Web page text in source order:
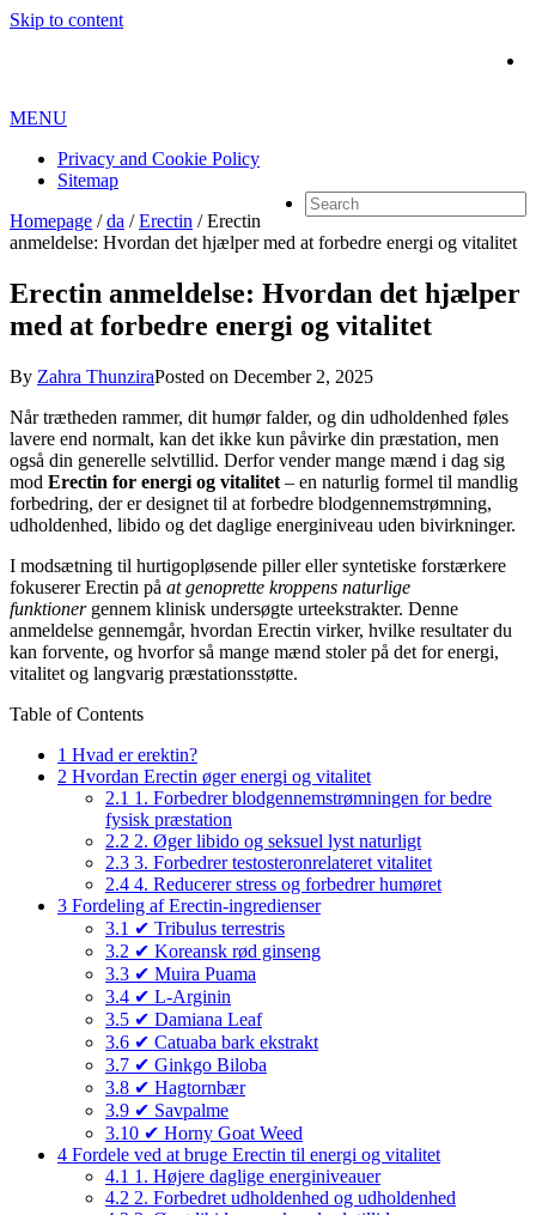
Skip to content
MENU
Privacy and Cookie Policy
Sitemap
Homepage / da / Erectin / Erectin
anmeldelse: Hvordan det hjælper med at forbedre energi og vitalitet
Erectin anmeldelse: Hvordan det hjælper
med at forbedre energi og vitalitet
By Zahra ThunziraPosted on December 2, 2025
Når trætheden rammer, dit humør falder, og din udholdenhed føles
lavere end normalt, kan det ikke kun påvirke din præstation, men
også din generelle selvtillid. Derfor vender mange mænd i dag sig
mod Erectin for energi og vitalitet – en naturlig formel til mandlig
forbedring, der er designet til at forbedre blodgennemstrømning,
udholdenhed, libido og det daglige energiniveau uden bivirkninger.
I modsætning til hurtigopløsende piller eller syntetiske forstærkere
fokuserer Erectin på at genoprette kroppens naturlige
funktionergennem klinisk undersøgte urteekstrakter. Denne
anmeldelse gennemgår, hvordan Erectin virker, hvilke resultater du
kan forvente, og hvorfor så mange mænd stoler på det for energi,
vitalitet og langvarig præstationsstøtte.
Table of Contents
1 Hvad er erektin?
2 Hvordan Erectin øger energi og vitalitet
2.1 1. Forbedrer blodgennemstrømningen for bedre
fysisk præstation
2.2 2. Øger libido og seksuel lyst naturligt
2.3 3. Forbedrer testosteronrelateret vitalitet
2.4 4. Reducerer stress og forbedrer humøret
3 Fordeling af Erectin-ingredienser
3.1 ✔ Tribulus terrestris
3.2 ✔ Koreansk rød ginseng
3.3 ✔ Muira Puama
3.4 ✔ L-Arginin
3.5 ✔ Damiana Leaf
3.6 ✔ Catuaba bark ekstrakt
3.7 ✔ Ginkgo Biloba
3.8 ✔ Hagtornbær
3.9 ✔ Savpalme
3.10 ✔ Horny Goat Weed
4 Fordele ved at bruge Erectin til energi og vitalitet
4.1 1. Højere daglige energiniveauer
4.2 2. Forbedret udholdenhed og udholdenhed